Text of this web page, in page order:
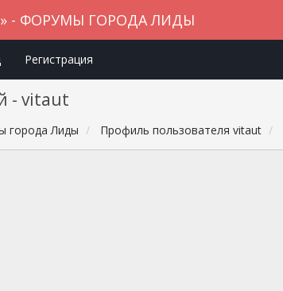
- ФОРУМЫ ГОРОДА ЛИДЫ
Регистрация
- vitaut
города Лиды Профиль пользователя vitaut